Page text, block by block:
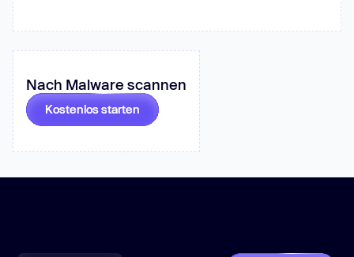
Nach Malware scannen
Kostenlos starten